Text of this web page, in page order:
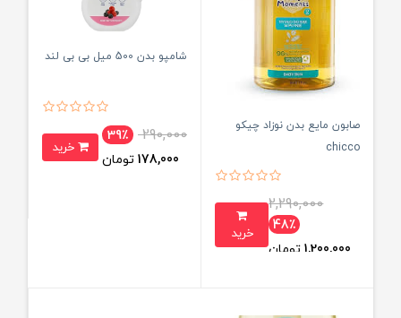
صابون مایع بدن نوزاد چیکو
chicco
2,290,000
48٪
1,200,000تومان
خرید
شامپو بدن 500 میل بی بی لند
290,000
39٪
178,000 تومان